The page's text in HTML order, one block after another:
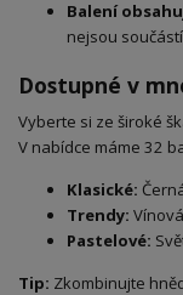
Balení
nejsou
Dostupné v
​Vyberte si ze široké
V nabídce máme 32
Klasické:
Trendy:
Pastelové:
Tip: Zkombinujte